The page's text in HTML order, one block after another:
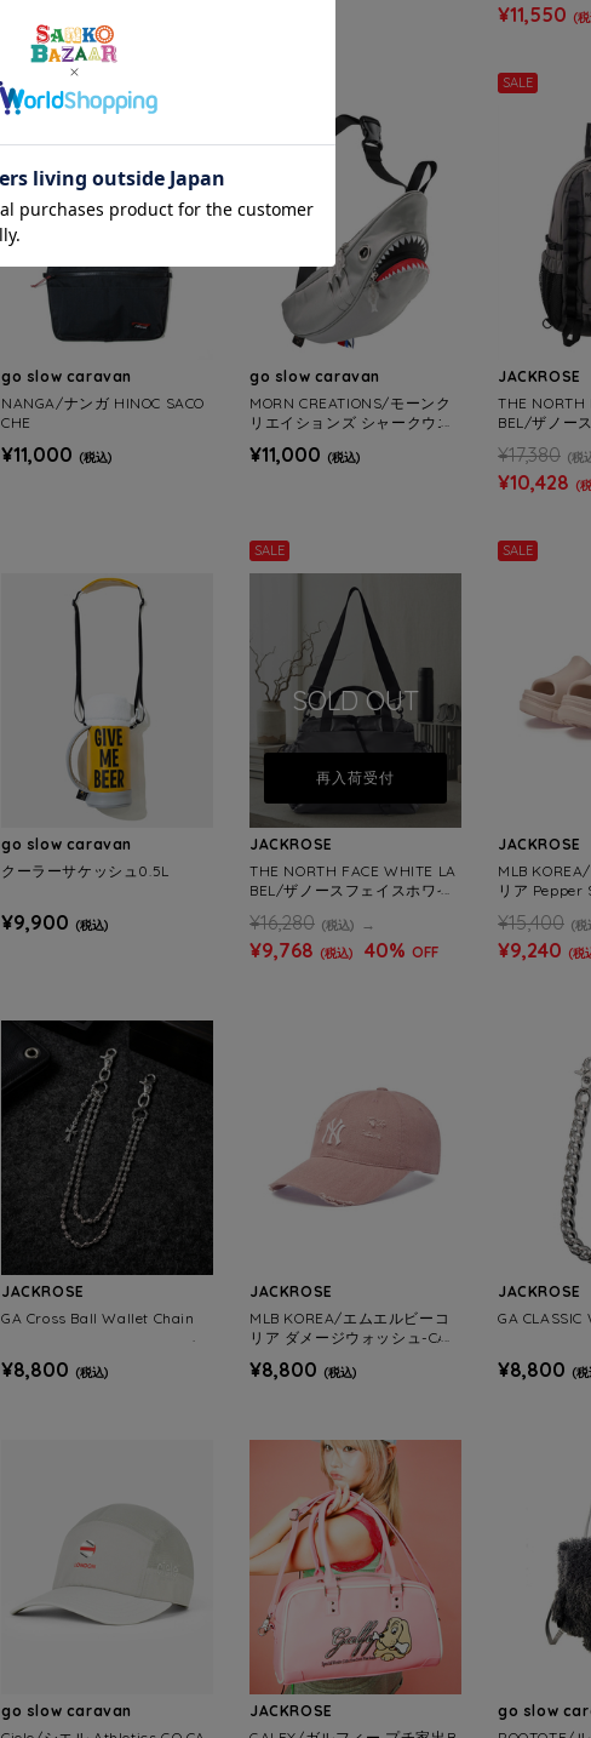
¥11,550 (
go slow caravan
NANGA/ナンガ HINOC SACO
CHE
¥11,000 (税込)
go slow caravan
MORN CREATIONS/モーンク
リエイションズ シャークウエ
¥11,000 (税込)
SALE
JACKROSE
THE NORTH
BEL/ザノー
イ-BAG
¥17,380 (税
¥10,428 (
go slow caravan
クーラーサケッシュ0.5L
¥9,900 (税込)
SALE
SOLD OUT
再入荷受付
JACKROSE
THE NORTH FACE WHITE LA
BEL/ザノースフェイスホワイ
BAG
¥16,280 (税込)
¥9,768 (税込) 40% OFF
SALE
JACKROSE
MLB
リア Pepper
¥15,400 (税
¥9,240 (税
JACKROSE
GA Cross Ball Wallet Chain
¥8,800 (税込)
JACKROSE
MLB KOREA/エムエルビーコ
リア ダメージウォッシュ-CAP
¥8,800 (税込)
JACKROSE
GA CLASSIC
¥8,800 (税
go slow caravan
JACKROSE
go slow